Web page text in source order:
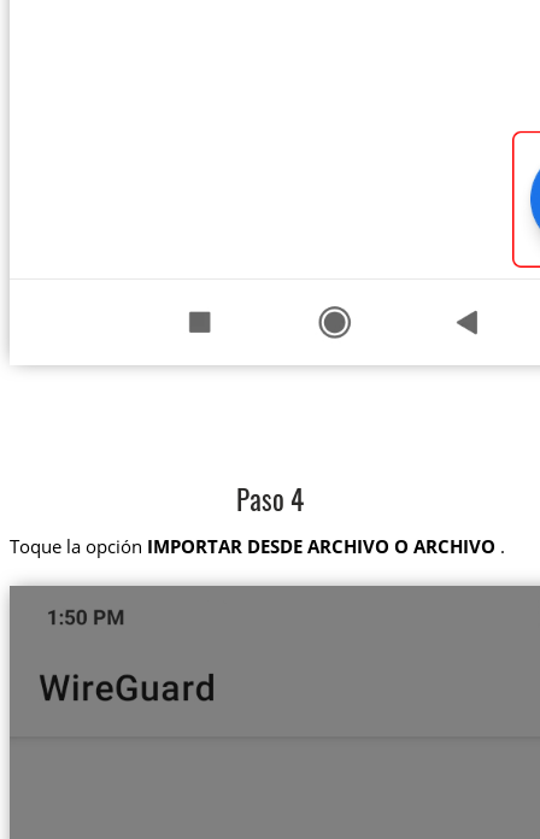
Paso 4
Toque la opción IMPORTAR DESDE ARCHIVO O ARCHIVO .